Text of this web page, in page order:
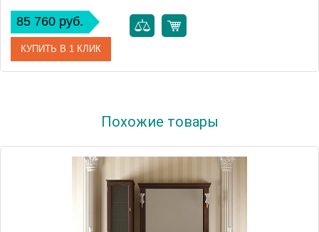
85 760 руб.
КУПИТЬ В 1 КЛИК
Высота, см 27.0000
Похожие товары